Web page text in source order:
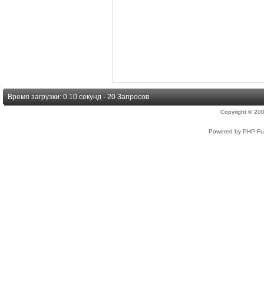
Время загрузки: 0.10 секунд - 20 Запросов
Copyright ©
Powered by PHP-